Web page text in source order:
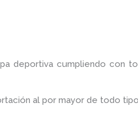
deportiva cumpliendo con
al por mayor de todo